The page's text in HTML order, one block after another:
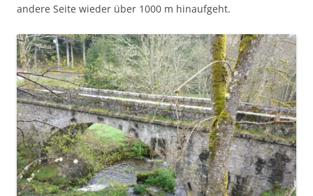
andere Seite wieder über 1000 m hinaufgeht.